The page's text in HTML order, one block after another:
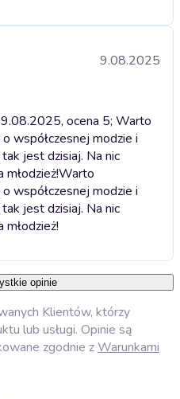
9.08.2025
ocena 5; Warto
współczesnej modzie i
jest dzisiaj. Na nic
Warto
współczesnej modzie i
jest dzisiaj. Na nic
opinie
Klientów, którzy
lub usługi. Opinie są
zgodnie zWarunkami